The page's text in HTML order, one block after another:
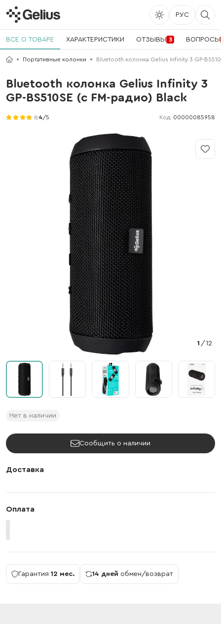
РУС
ВСЕ О ТОВАРЕ ХАРАКТЕРИСТИКИ ОТЗЫВЫ 3 ВОПРОСЫ
Портативные колонки Bluetooth колонка Gelius Infinity 3 GP-
Bluetooth колонка Gelius Infinity 3
GP-BS510SE (с FM-радио) Black
4/5 Код: 00000085958
1 /12
Нет в наличии
Сообщить о наличии
Доставка
Оплата
Гарантия 12 мес. 14 дней обмен/возврат